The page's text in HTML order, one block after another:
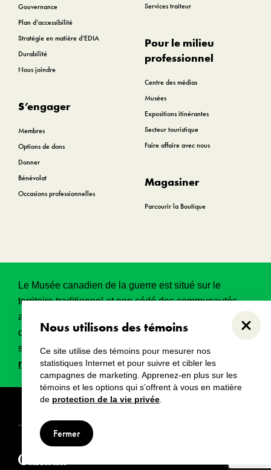
Nous utilisons des témoins
Ce site utilise des témoins pour mesurer nos
statistiques Internet et pour suivre et cibler les
campagnes de marketing. Apprenez-en plus sur les
témoins et les options qui s’offrent à vous en matière
de protection de la vie privée
Fermer
Gouvernance
Plan d’accessibilité
Stratégie en matière d’EDIA
Durabilité
Nous joindre
S’engager
Membres
Options de dons
Donner
Bénévolat
Occasions professionnelles
Services traiteur
Pour le milieu
professionnel
Centre des médias
Musées
Expositions itinérantes
Secteur touristique
Faire affaire avec nous
Magasiner
Parcourir la Boutique
Le Musée canadien de la guerre est situé sur le
territoire traditionnel et non cédé des communautés
algonquines Anishinabeg. Ce territoire a eu et
continue d’avoir une grande importance historique,
spirituelle et sacrée.Lire l’intégralité de la
reconnaissance territoriale.
Droits d’auteur Avertissements